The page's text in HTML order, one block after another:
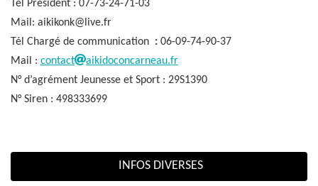
Tél Président : 07-73-24-71-03
Mail: aikikonk@live.fr
Tél Chargé de communication : 06-09-74-90-37
Mail : contact
aikidoconcarneau.fr
N° d’agrément Jeunesse et Sport : 29S1390
N° Siren : 498333699
INFOS DIVERSES